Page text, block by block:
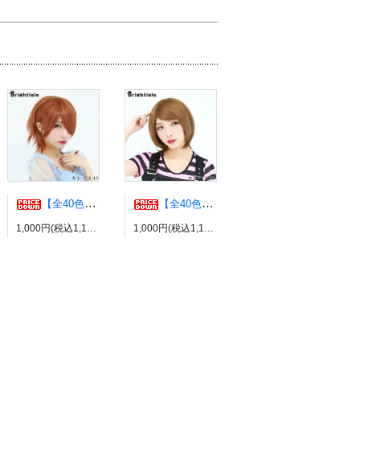
【全40色】エアリーウルフ コスプレウィッグ ブライトララ
1,000円(税込1,100円)
【全40色】エッグショート コスプレウィッグ ブライトララ
1,000円(税込1,100円)